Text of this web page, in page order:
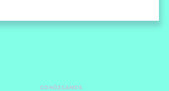
CONÓZCANOS